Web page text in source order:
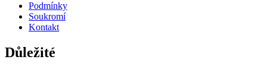
Podmínky
Soukromí
Kontakt
Důležité